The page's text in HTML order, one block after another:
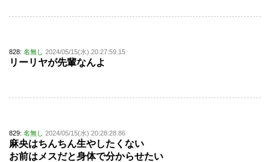
828: 名無し 2024/05/15(水) 20:27:59.15
リーリヤが先輩なんよ
829: 名無し 2024/05/15(水) 20:28:28.86
麻央はちんちん生やしたくない
お前はメスだと身体で分からせたい